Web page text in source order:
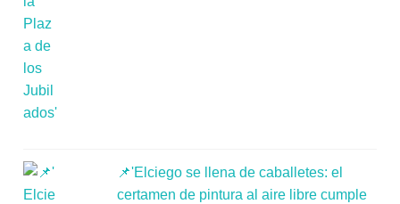
📌'Elciego se llena de caballetes: el
certamen de pintura al aire libre cumple